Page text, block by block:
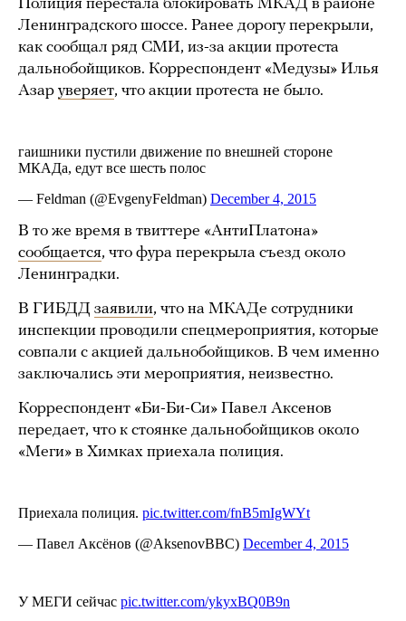
Полиция перестала блокировать МКАД в районе
Ленинградского шоссе. Ранее дорогу перекрыли,
как сообщал ряд СМИ, из-за акции протеста
дальнобойщиков. Корреспондент «Медузы» Илья
Азар уверяет, что акции протеста не было.
В то же время в твиттере «АнтиПлатона»
сообщается, что фура перекрыла съезд около
Ленинградки.
В ГИБДД заявили, что на МКАДе сотрудники
инспекции проводили спецмероприятия, которые
совпали с акцией дальнобойщиков. В чем именно
заключались эти мероприятия, неизвестно.
Корреспондент «Би-Би-Си» Павел Аксенов
передает, что к стоянке дальнобойщиков около
«Меги» в Химках приехала полиция.